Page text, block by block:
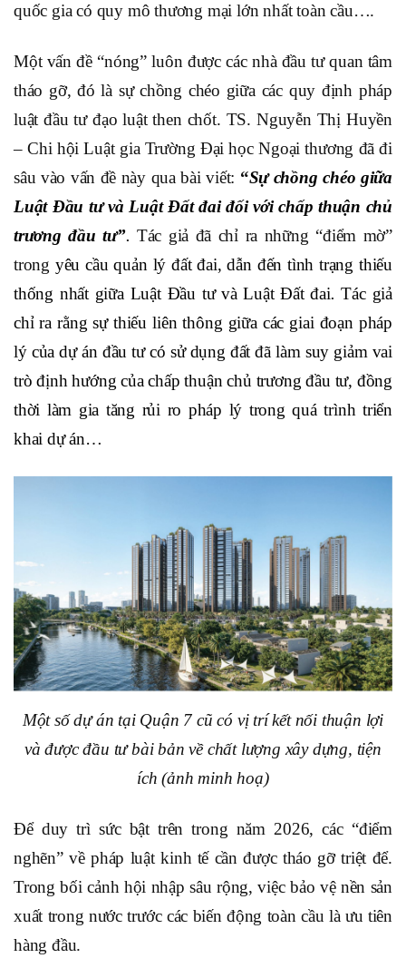
quốc gia có quy mô thương mại lớn nhất toàn cầu….
Một vấn đề “nóng” luôn được các nhà đầu tư quan tâm
tháo gỡ, đó là sự chồng chéo giữa các quy định pháp
luật đầu tư đạo luật then chốt. TS. Nguyễn Thị Huyền
– Chi hội Luật gia Trường Đại học Ngoại thương đã đi
sâu vào vấn đề này qua bài viết: “Sự chồng chéo giữa
Luật Đầu tư và Luật Đất đai đối với chấp thuận chủ
trương đầu tư”. Tác giả đã chỉ ra những “điểm mờ”
trong yêu cầu quản lý đất đai, dẫn đến tình trạng thiếu
thống nhất giữa Luật Đầu tư và Luật Đất đai.Tác giả
chỉ ra rằng sự thiếu liên thông giữa các giai đoạn pháp
lý của dự án đầu tư có sử dụng đất đã làm suy giảm vai
trò định hướng của chấp thuận chủ trương đầu tư, đồng
thời làm gia tăng rủi ro pháp lý trong quá trình triển
khai dự án…
Một số dự án tại Quận 7 cũ có vị trí kết nối thuận lợi
và được đầu tư bài bản về chất lượng xây dựng, tiện
ích (ảnh minh hoạ)
Để duy trì sức bật trên trong năm 2026, các “điểm
nghẽn” về pháp luật kinh tế cần được tháo gỡ triệt để.
Trong bối cảnh hội nhập sâu rộng, việc bảo vệ nền sản
xuất trong nước trước các biến động toàn cầu là ưu tiên
hàng đầu.